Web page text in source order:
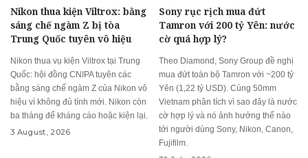
Nikon thua kiện Viltrox: bằng
sáng chế ngàm Z bị tòa
Trung Quốc tuyên vô hiệu
Nikon thua vụ kiện Viltrox tại Trung
Quốc: hội đồng CNIPA tuyên các
bằng sáng chế ngàm Z của Nikon vô
hiệu vì không đủ tính mới. Nikon còn
ba tháng để kháng cáo hoặc kiện lại.
3 August, 2026
Sony rục rịch mua đứt
Tamron với 200 tỷ Yên: nước
cờ quá hợp lý?
Theo Diamond, Sony Group đề nghị
mua đứt toàn bộ Tamron với ~200 tỷ
Yên (1,22 tỷ USD). Cùng 50mm
Vietnam phân tích vì sao đây là nước
cờ hợp lý và nó ảnh hưởng thế nào
tới người dùng Sony, Nikon, Canon,
Fujifilm.